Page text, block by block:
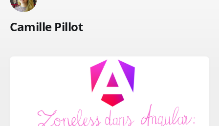
Camille Pillot